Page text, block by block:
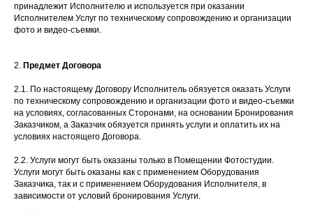
принадлежит Исполнителю и используется при оказании
Исполнителем Услуг по техническому сопровождению и организации
фото и видео-съемки.
2. Предмет Договора
2.1. По настоящему Договору Исполнитель обязуется оказать Услуги
по техническому сопровождению и организации фото и видео-съемки
на условиях, согласованных Сторонами, на основании Бронирования
Заказчиком, а Заказчик обязуется принять услуги и оплатить их на
условиях настоящего Договора.
2.2. Услуги могут быть оказаны только в Помещении Фотостудии.
Услуги могут быть оказаны как с применением Оборудования
Заказчика, так и с применением Оборудования Исполнителя, в
зависимости от условий бронирования Услуги.